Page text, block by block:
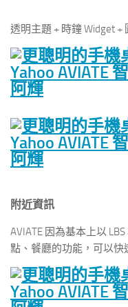
透明主題 + 時鐘 Widget +
附近資訊
AVIATE 因為基本上以
點、餐廳的功能，可以